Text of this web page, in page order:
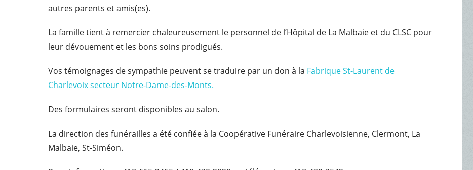
autres parents et amis(es).
La famille tient à remercier chaleureusement le personnel de l’Hôpital de La Malbaie et du CLSC pour
leur dévouement et les bons soins prodigués.
Vos témoignages de sympathie peuvent se traduire par un don à la Fabrique St-Laurent de
Charlevoix secteur Notre-Dame-des-Monts.
Des formulaires seront disponibles au salon.
La direction des funérailles a été confiée à la Coopérative Funéraire Charlevoisienne, Clermont, La
Malbaie, St-Siméon.